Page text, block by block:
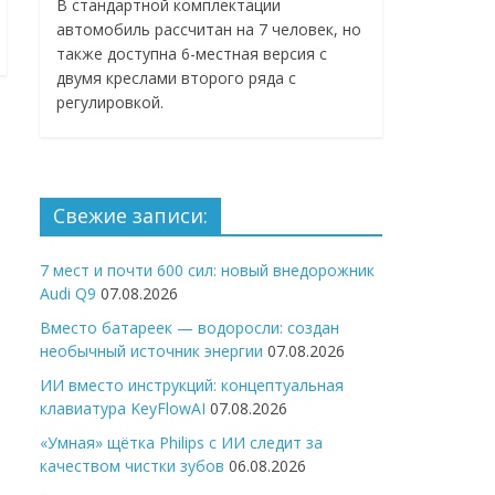
В стандартной комплектации
автомобиль рассчитан на 7 человек, но
также доступна 6-местная версия с
двумя креслами второго ряда с
регулировкой.
Свежие записи:
7 мест и почти 600 сил: новый внедорожник
Audi Q9 07.08.2026
Вместо батареек — водоросли: создан
необычный источник энергии 07.08.2026
ИИ вместо инструкций: концептуальная
клавиатура KeyFlowAI 07.08.2026
«Умная» щётка Philips с ИИ следит за
качеством чистки зубов 06.08.2026